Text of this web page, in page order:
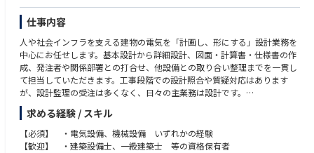
仕事内容
人や社会インフラを支える建物の電気を「計画し、形にする」設計業務を
中心にお任せします。基本設計から詳細設計、図面・計算書・仕様書の作
成、発注者や関係部署との打合せ、他設備との取り合い整理までを一貫し
て担当していただきます。工事段階での設計照合や質疑対応はあります
が、設計監理の受注は多くなく、日々の主業務は設計です。
【担当物件】
担当領域は受変電・幹線・動力・照明・非常用電源・情報通信・防災など
の電気設備一式。空調・給排水・監視との整合を図りながら、使いやす
さ、省エネ、維持管理のしやすさを両立した計画を提案します。案件は官
求める経験 / スキル
【必須】 ・電気設備、機械設備 いずれかの経験
【歓迎】 ・建築設備士、一級建築士 等の資格保有者